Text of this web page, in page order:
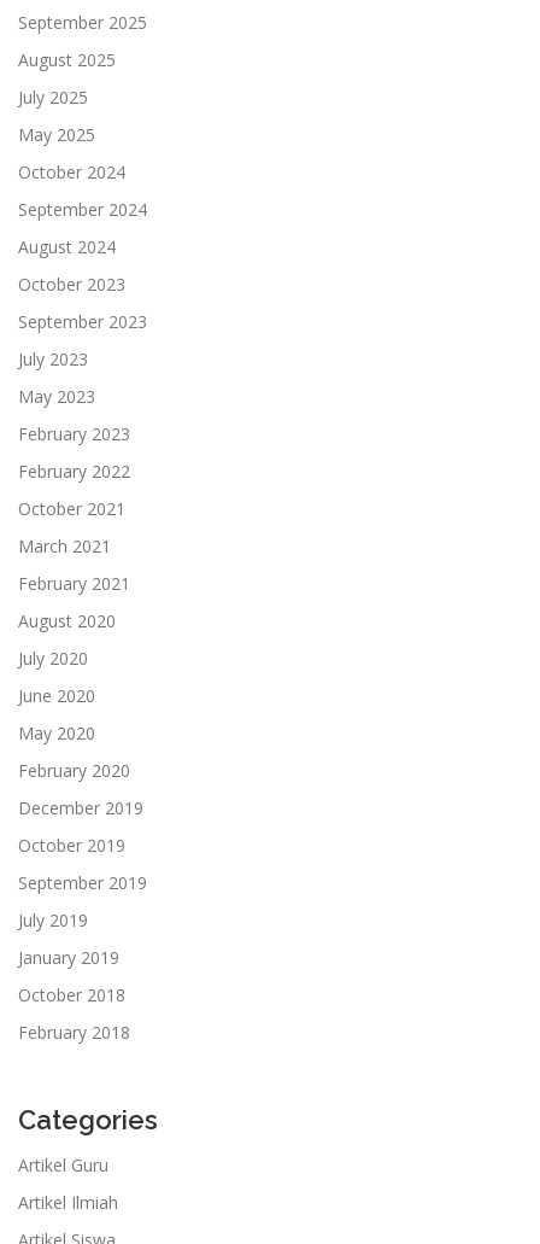
September 2025
August 2025
July 2025
May 2025
October 2024
September 2024
August 2024
October 2023
September 2023
July 2023
May 2023
February 2023
February 2022
October 2021
March 2021
February 2021
August 2020
July 2020
June 2020
May 2020
February 2020
December 2019
October 2019
September 2019
July 2019
January 2019
October 2018
February 2018
Categories
Artikel Guru
Artikel Ilmiah